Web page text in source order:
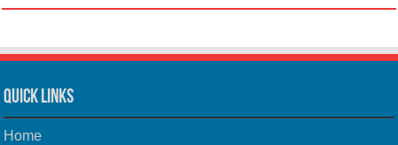
Quick Links
Home